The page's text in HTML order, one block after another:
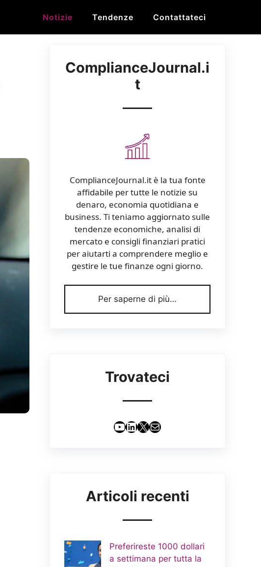
Notizie Tendenze Contattateci
ComplianceJournal.i
t
ComplianceJournal.it è la tua fonte
affidabile per tutte le notizie su
denaro, economia quotidiana e
business. Ti teniamo aggiornato sulle
tendenze economiche, analisi di
mercato e consigli finanziari pratici
per aiutarti a comprendere meglio e
gestire le tue finanze ogni giorno.
Per saperne di più…
Trovateci
YouTube
LinkedIn
X Email
Articoli recenti
Preferireste 1000 dollari
a settimana per tutta la